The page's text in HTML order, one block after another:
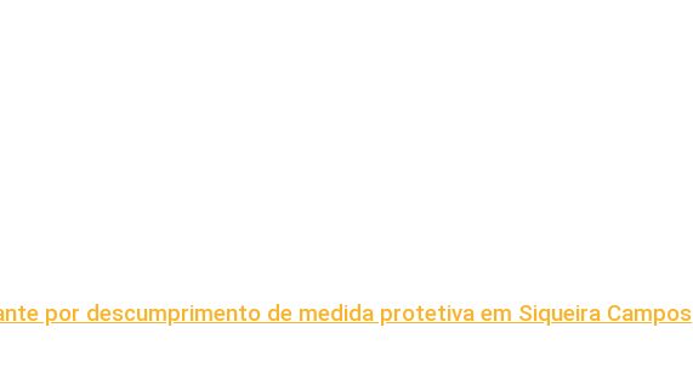
por descumprimento de medida protetiva em Siqueira Campos